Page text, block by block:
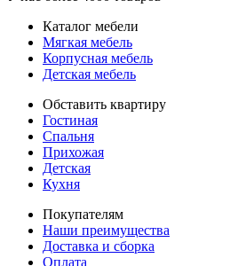
Каталог мебели
Мягкая мебель
Корпусная мебель
Детская мебель
Обставить квартиру
Гостиная
Спальня
Прихожая
Детская
Кухня
Покупателям
Наши преимущества
Доставка и сборка
Оплата